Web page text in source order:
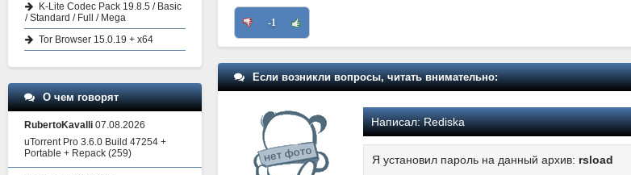
-1
Если возникли вопросы, читать внимательно:
Написал:Rediska
Я установил пароль на данный архив: rsload
K-Lite Codec Pack 19.8.5 / Basic
/ Standard / Full / Mega
Tor Browser 15.0.19 + x64
О чем говорят
RubertoKavalli 07.08.2026
uTorrent Pro 3.6.0 Build 47254 +
Portable + Repack (259)